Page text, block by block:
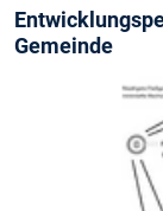
Gemeinde